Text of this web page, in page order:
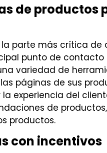
de productos
parte más crítica
punto de contacto
variedad de
páginas de sus
la experiencia del
de
productos.
con incentivos